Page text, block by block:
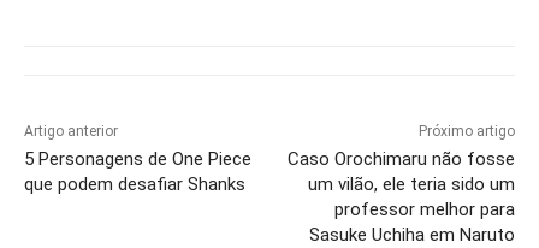
Artigo anterior
5 Personagens de One Piece
que podem desafiar Shanks
Próximo artigo
Caso Orochimaru não fosse
um vilão, ele teria sido um
professor melhor para
Sasuke Uchiha em Naruto